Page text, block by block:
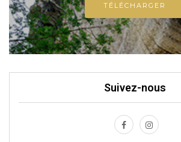
TÉLÉCHARGER
Suivez-nous